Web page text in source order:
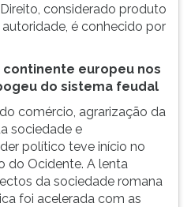
considerado produto
é conhecido por
continente europeu nos
do sistema feudal
comércio, agrarização da
sociedade e
político teve início no
do Ocidente. A lenta
da sociedade romana
foi acelerada com as